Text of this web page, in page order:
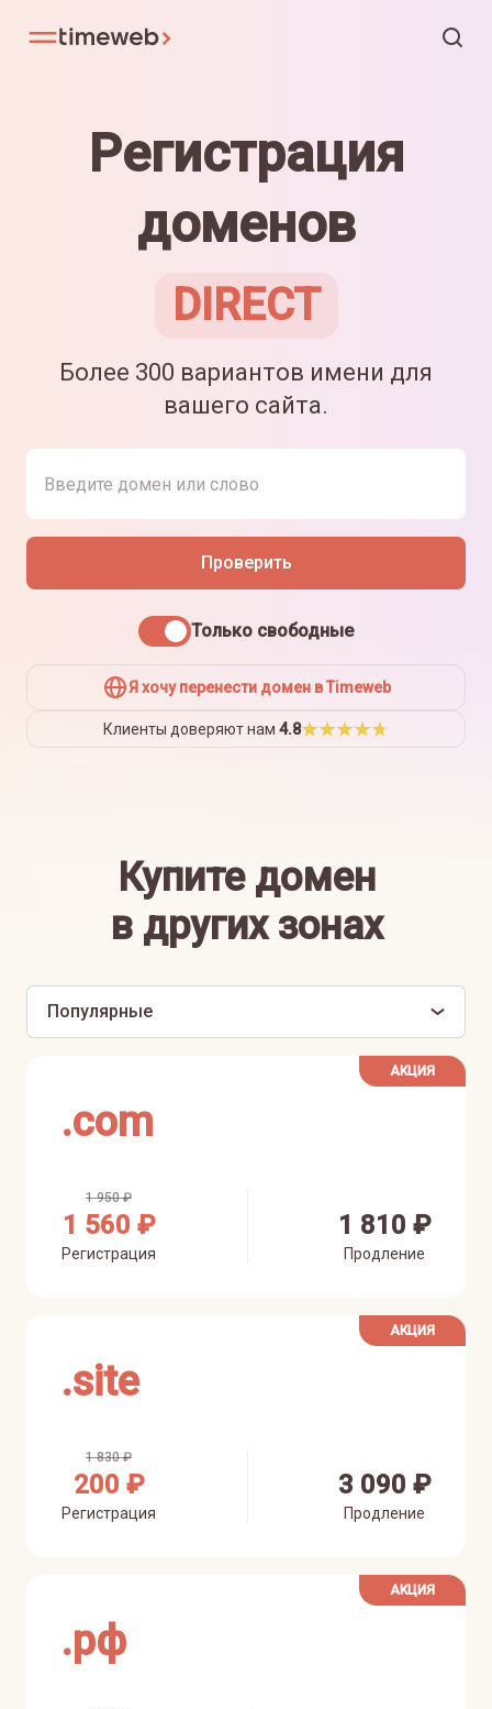
Регистрация
доменов
DIRECT
Более 300 вариантов имени для
вашего сайта.
Проверить
Только свободные
Я хочу перенести домен в Timeweb
Клиенты доверяют нам 4.8
Купите домен
в других зонах
Популярные
АКЦИЯ
.com
1 950 ₽
1 560 ₽
Регистрация
1 810 ₽
Продление
АКЦИЯ
.site
1 830 ₽
200 ₽
Регистрация
3 090 ₽
Продление
АКЦИЯ
.рф